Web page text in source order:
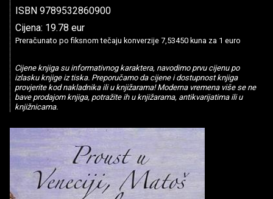
ISBN 9789532860900
Cijena: 19.78 eur
Preračunato po fiksnom tečaju konverzije 7,53450 kuna za 1 euro
Cijene knjiga su informativnog karaktera, navodimo prvu cijenu po
izlasku knjige iz tiska. Preporučamo da cijene i dostupnost knjiga
provjerite kod nakladnika ili u knjižarama! Moderna vremena više se ne
bave prodajom knjiga, potražite ih u knjižarama, antikvarijatima ili u
knjižnicama.